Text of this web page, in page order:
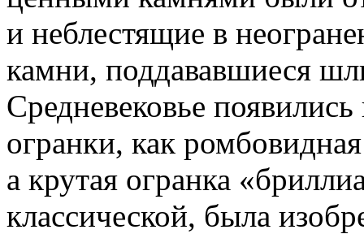
и неблестящие в
камни, поддававшиеся
Средневековье
огранки, как
а крутая огранка
классической, была